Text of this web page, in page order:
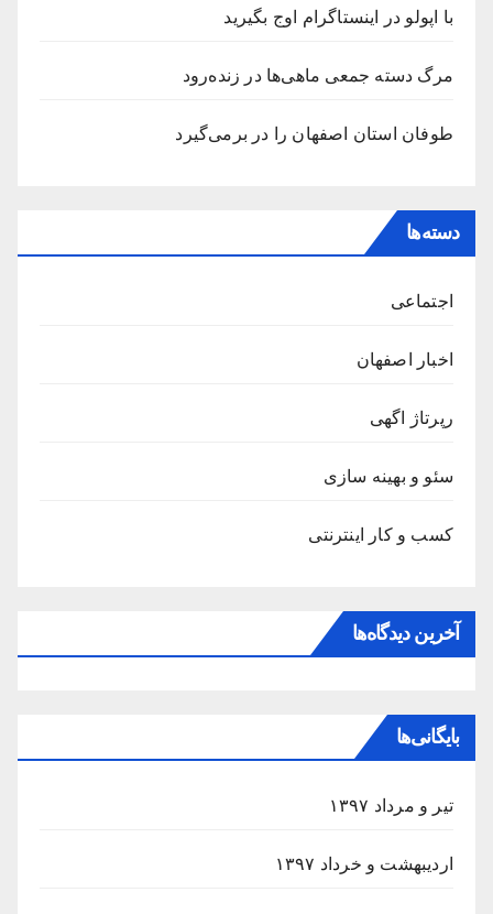
با اپولو در اینستاگرام اوج بگیرید
مرگ دسته جمعی ماهی‌ها در زنده‌رود
طوفان استان اصفهان را در برمی‌گیرد‌
دسته‌ها
اجتماعی
اخبار اصفهان
رپرتاژ اگهی
سئو و بهینه سازی
کسب و کار اینترنتی
آخرین دیدگاه‌ها
بایگانی‌ها
تیر و مرداد ۱۳۹۷
اردیبهشت و خرداد ۱۳۹۷